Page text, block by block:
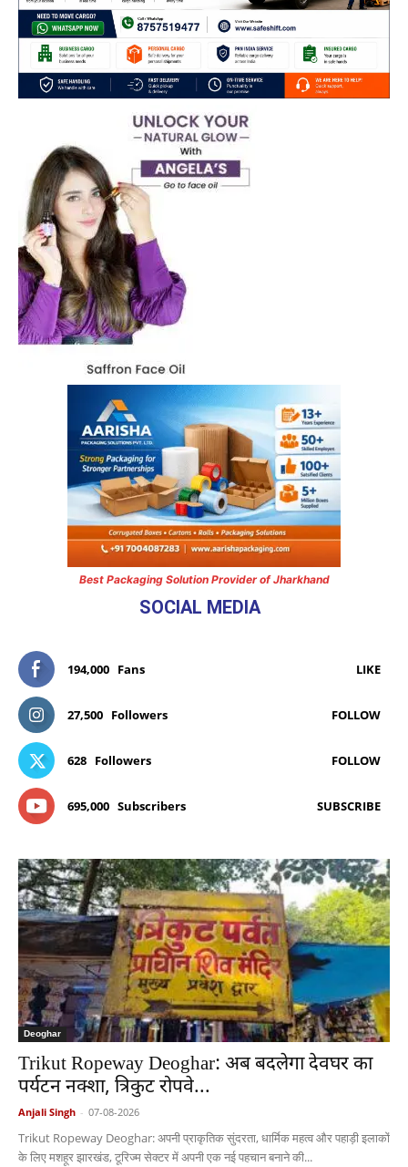
Best Packaging Solution Provider of Jharkhand
SOCIAL MEDIA
194,000 Fans LIKE
27,500 Followers FOLLOW
628 Followers FOLLOW
695,000 Subscribers SUBSCRIBE
Deoghar
Trikut Ropeway Deoghar: अब बदलेगा देवघर का
पर्यटन नक्शा, त्रिकुट रोपवे...
Anjali Singh - 07-08-2026
Trikut Ropeway Deoghar: अपनी प्राकृतिक सुंदरता, धार्मिक महत्व और पहाड़ी इलाकों
के लिए मशहूर झारखंड, टूरिज्म सेक्टर में अपनी एक नई पहचान बनाने की...